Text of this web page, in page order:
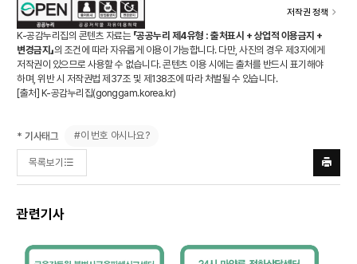
저작권 정책
K-공감누리집의 콘텐츠 자료는 「공공누리 제4유형 : 출처표시 + 상업적 이용금지 +
변경금지」의 조건에 따라 자유롭게 이용이 가능합니다. 다만, 사진의 경우 제3자에게
저작권이 있으므로 사용할 수 없습니다. 콘텐츠 이용 시에는 출처를 반드시 표기해야
하며, 위반 시 저작권법 제37조 및 제138조에 따라 처벌될 수 있습니다.
[출처] K-공감누리집(gonggam.korea.kr)
* 기사태그 #이 번호 아시나요?
목록보기
프린트
하기
관련기사